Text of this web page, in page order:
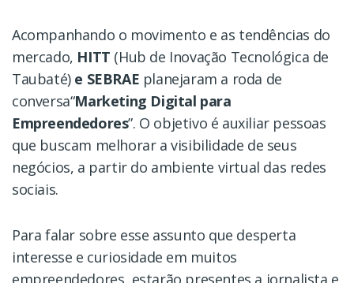
Acompanhando o movimento e as tendências do
mercado, HITT (Hub de Inovação Tecnológica de
Taubaté) e SEBRAE planejaram a roda de
conversa“Marketing Digital para
Empreendedores”. O objetivo é auxiliar pessoas
que buscam melhorar a visibilidade de seus
negócios, a partir do ambiente virtual das redes
sociais.
Para falar sobre esse assunto que desperta
interesse e curiosidade em muitos
empreendedores, estarão presentes a jornalista e